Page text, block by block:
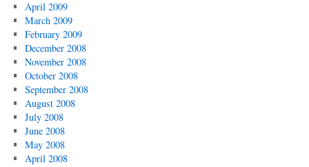
April 2009
March 2009
February 2009
December 2008
November 2008
October 2008
September 2008
August 2008
July 2008
June 2008
May 2008
April 2008